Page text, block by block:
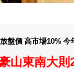
盤價 高市場10%
山東南大